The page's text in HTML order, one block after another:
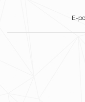
E-